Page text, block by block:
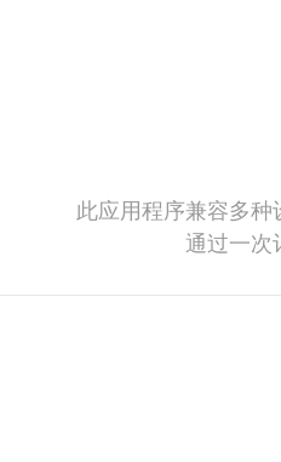
此应用程序兼容多种
通过一次